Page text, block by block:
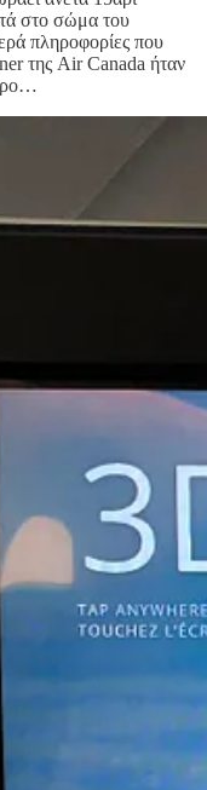
στο σώμα του
πληροφορίες που
της Air Canada ήταν